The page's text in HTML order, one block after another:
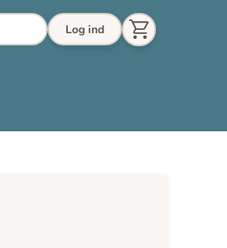
Log ind